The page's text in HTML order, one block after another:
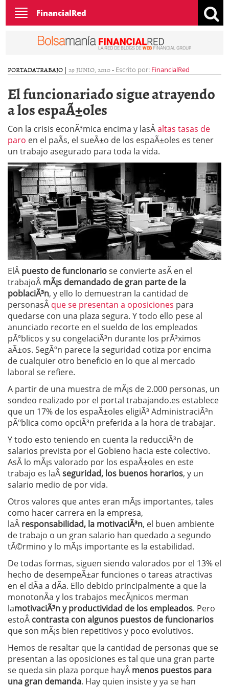
Toggle
navigation
FinancialRed
PORTADATRABAJO | 29 JUNIO, 2010- Escrito por: FinancialRed
El funcionariado sigue atrayendo
a los espaÃ±oles
Con la crisis econÃ³mica encima y lasÂaltas tasas de
paro en el paÃ­s, el sueÃ±o de los espaÃ±oles es tener
un trabajo asegurado para toda la vida.
ElÂ puesto de funcionariose convierte asÃ­ en el
trabajoÂ mÃ¡s demandado de gran parte de la
poblaciÃ³n, y ello lo demuestran la cantidad de
personasÂ que se presentan a oposiciones para
quedarse con una plaza segura. Y todo ello pese al
anunciado recorte en el sueldo de los empleados
pÃºblicos y su congelaciÃ³n durante los prÃ³ximos
aÃ±os. SegÃºn parece la seguridad cotiza por encima
de cualquier otro beneficio en lo que al mercado
laboral se refiere.
A partir de una muestra de mÃ¡s de 2.000 personas, un
sondeo realizado por el portal trabajando.es establece
que un 17% de los espaÃ±oles eligiÃ³ AdministraciÃ³n
pÃºblica como opciÃ³n preferida a la hora de trabajar.
Y todo esto teniendo en cuenta la reducciÃ³n de
salarios prevista por el Gobieno hacia este colectivo.
AsÃ­ lo mÃ¡s valorado por los espaÃ±oles en este
trabajo es laÂseguridad, los buenos horarios, y un
salario medio de por vida.
Otros valores que antes eran mÃ¡s importantes, tales
como hacer carrera en la empresa,
laÂ responsabilidad, la motivaciÃ³n, el buen ambiente
de trabajo o un gran salario han quedado a segundo
tÃ©rmino y lo mÃ¡s importante es la estabilidad.
De todas formas, siguen siendo valorados por el 13% el
hecho de desempeÃ±ar funciones o tareas atractivas
en el dÃ­a a dÃ­a. Ello debido principalmente a que la
monotonÃ­a y los trabajos mecÃ¡nicos merman
lamotivaciÃ³n y productividad de los empleados. Pero
estoÂ contrasta con algunos puestos de funcionarios
que son mÃ¡s bien repetitivos y poco evolutivos.
Hemos de resaltar que la cantidad de personas que se
presentan a las oposiciones es tal que una gran parte
se queda sin plaza porque hayÂ menos puestos para
una gran demanda. Hay quien insiste y ya se han